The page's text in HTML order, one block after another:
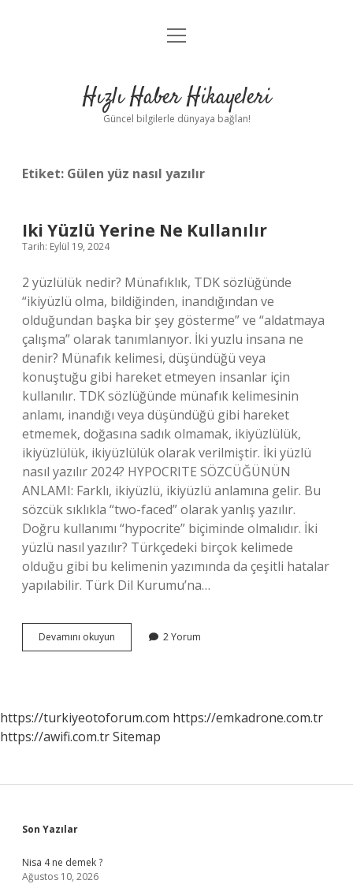
Anasayfa
Yasal Uyarı
menüyü
Hızlı Haber Hikayeleri
Güncel bilgilerle dünyaya bağlan!
Etiket: Gülen yüz nasıl yazılır
Iki Yüzlü Yerine Ne Kullanılır
Tarih: Eylül 19, 2024
2 yüzlülük nedir? Münafıklık, TDK sözlüğünde
“ikiyüzlü olma, bildiğinden, inandığından ve
olduğundan başka bir şey gösterme” ve “aldatmaya
çalışma” olarak tanımlanıyor. İki yuzlu insana ne
denir? Münafık kelimesi, düşündüğü veya
konuştuğu gibi hareket etmeyen insanlar için
kullanılır. TDK sözlüğünde münafık kelimesinin
anlamı, inandığı veya düşündüğü gibi hareket
etmemek, doğasına sadık olmamak, ikiyüzlülük,
ikiyüzlülük, ikiyüzlülük olarak verilmiştir. İki yüzlü
nasıl yazılır 2024? HYPOCRITE SÖZCÜĞÜNÜN
ANLAMI: Farklı, ikiyüzlü, ikiyüzlü anlamına gelir. Bu
sözcük sıklıkla “two-faced” olarak yanlış yazılır.
Doğru kullanımı “hypocrite” biçiminde olmalıdır. İki
yüzlü nasıl yazılır? Türkçedeki birçok kelimede
olduğu gibi bu kelimenin yazımında da çeşitli hatalar
yapılabilir. Türk Dil Kurumu’na…
Devamını okuyun
Yüzlü
2 Yorum
https://turkiyeotoforum.com https://emkadrone.com.tr
https://awifi.com.trSitemap
Sidebar
Son Yazılar
Nisa 4 ne demek ?
Ağustos 10, 2026